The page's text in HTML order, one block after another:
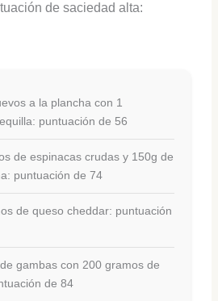
de saciedad alta:
a la plancha con 1
puntuación de 56
de espinacas crudas y 150g de
puntuación de 74
de queso cheddar: puntuación
gambas con 200 gramos de
de 84